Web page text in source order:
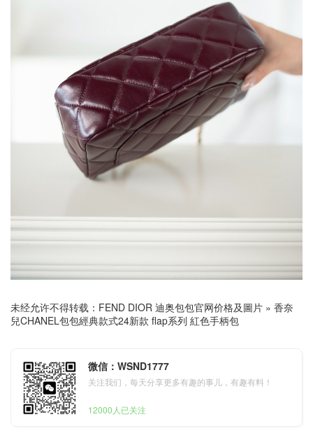
未经允许不得转载： FEND DIOR 迪奥包包官网价格及圖片 » 香奈
兒CHANEL包包經典款式24新款 flap系列 紅色手柄包
微信：WSND1777
关注我们，每天分享更多有趣的事儿，有趣有料！
12000人已关注